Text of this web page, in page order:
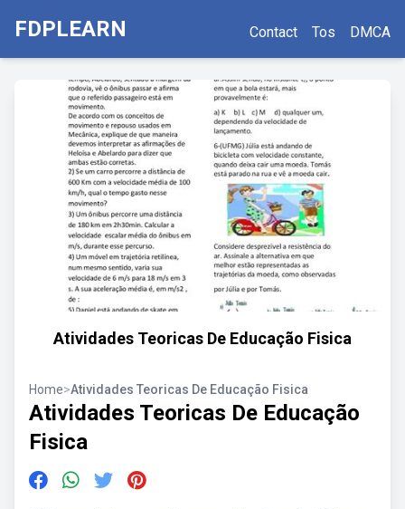
FDPLEARN Contact Tos DMCA
Atividades Teoricas De Educação Fisica
Home>Atividades Teoricas De Educação Fisica
Atividades Teoricas De Educação
Fisica